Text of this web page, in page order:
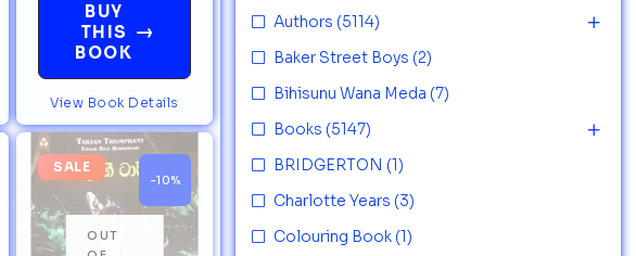
BUY
THIS
BOOK
→
View Book Details
SALE
-10%
Authors (5114)
Baker Street Boys (2)
Bihisunu Wana Meda (7)
Books (5147)
BRIDGERTON (1)
Charlotte Years (3)
Colouring Book (1)